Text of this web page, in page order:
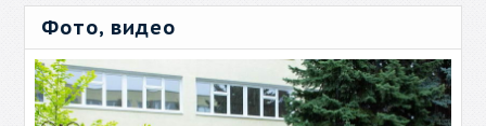
Фото, видео